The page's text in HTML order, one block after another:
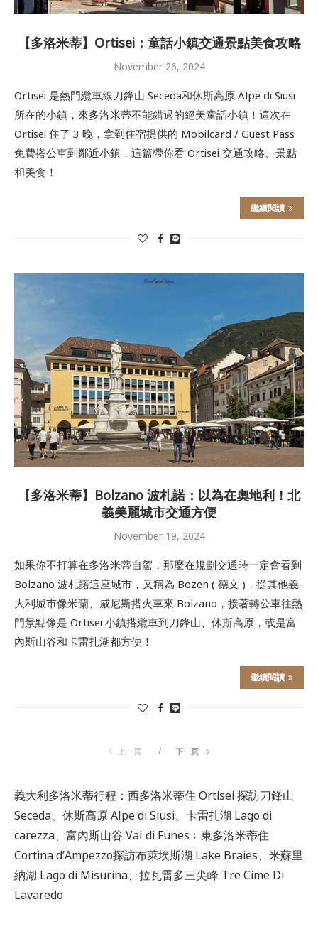
【多洛米蒂】Ortisei：童話小鎮交通景點美食攻略
November 26, 2024
Ortisei 是熱門纜車線刀鋒山 Seceda和休斯高原 Alpe di Siusi
所在的小鎮，來多洛米蒂不能錯過的絕美童話小鎮！這次在
Ortisei 住了 3 晚，拿到住宿提供的 Mobilcard / Guest Pass
免費搭公車到鄰近小鎮，這篇帶你看 Ortisei 交通攻略、景點
和美食！
繼續閱讀
【多洛米蒂】Bolzano 波札諾：以為在奧地利！北
義美麗城市交通方便
November 19, 2024
如果你不打算在多洛米蒂自駕，那麼在規劃交通時一定會看到
Bolzano 波札諾這座城市，又稱為 Bozen ( 德文 )，從其他義
大利城市像米蘭、威尼斯搭火車來 Bolzano，接著轉公車往熱
門景點像是 Ortisei 小鎮搭纜車到刀鋒山、休斯高原，或是富
內斯山谷和卡雷扎湖都方便！
繼續閱讀
上一頁 下一頁
義大利多洛米蒂行程：西多洛米蒂住 Ortisei 探訪刀鋒山
Seceda、休斯高原 Alpe di Siusi、卡雷扎湖 Lago di
carezza、富內斯山谷 Val di Funes﹔東多洛米蒂住
Cortina d’Ampezzo探訪布萊埃斯湖 Lake Braies、米蘇里
納湖 Lago di Misurina、拉瓦雷多三尖峰 Tre Cime Di
Lavaredo